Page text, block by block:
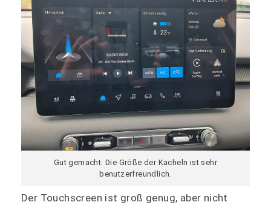
Gut gemacht: Die Größe der Kacheln ist sehr
benutzerfreundlich.
Der Touchscreen ist groß genug, aber nicht